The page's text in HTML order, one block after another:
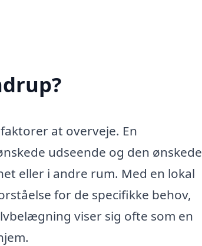
at overveje. En
udseende og den ønskede
eller i andre rum. Med en lokal
for de specifikke behov,
viser sig ofte som en